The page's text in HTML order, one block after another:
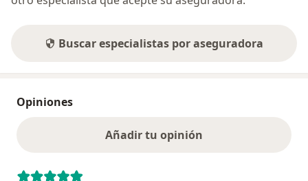
Buscar especialistas por aseguradora
Opiniones
Añadir tu opinión